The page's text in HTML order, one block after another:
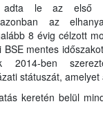
adta le az első
az
8 évig célzott
mentes
2014-ben
státuszát,
keretén belül